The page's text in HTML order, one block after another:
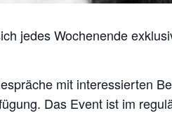
jedes Wochenende
mit interessierten
Das Event ist im